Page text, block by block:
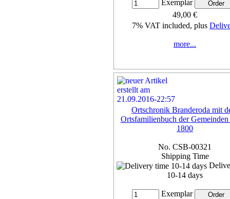
Exemplar
49,00 €
7% VAT included, plus
more...
Ortschronik Branderoda mit
Ortsfamilienbuch der
1800
No. CSB-00321
Shipping Time
10-14 days
Exemplar